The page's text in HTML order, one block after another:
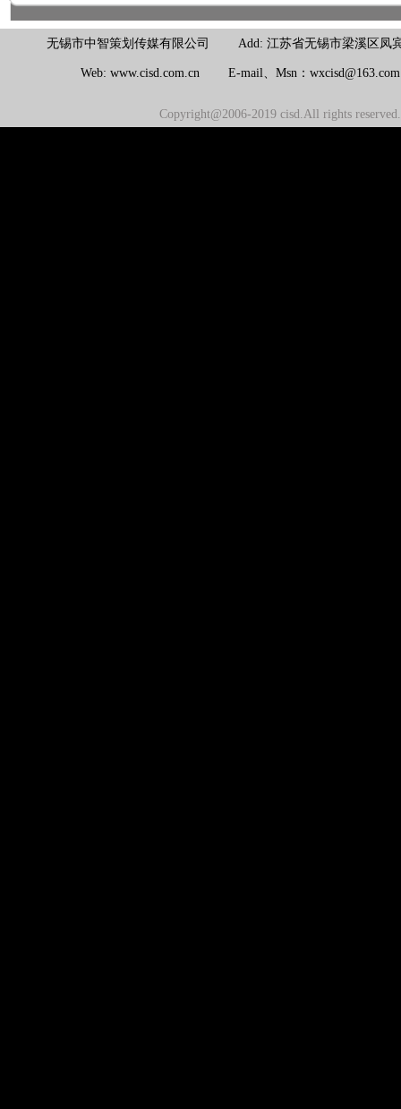
无锡市中智策划传媒有限公司 Add: 江苏省无锡市梁溪区凤
Web: www.cisd.com.cn E-mail、Msn：
Copyright@2006-2019 cisd.All rights